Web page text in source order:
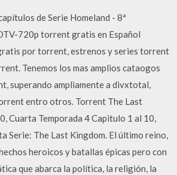
de Serie Homeland - 8ª
720p torrent gratis en Español
por torrent, estrenos y series torrent
Tenemos los mas amplios cataogos
superando ampliamente a divxtotal,
entro otros. Torrent The Last
Cuarta Temporada 4 Capitulo 1 al 10,
Serie: The Last Kingdom. El último reino,
heroicos y batallas épicas pero con
que abarca la política, la religión, la